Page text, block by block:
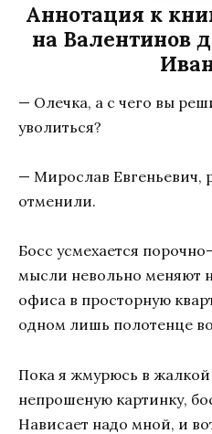
Аннотация к
на Валентинов
— Олечка, а с чего вы
уволиться?
— Мирослав Евгеньевич,
отменили.
Босс усмехается
мысли невольно меняют
офиса в просторную
одном лишь полотенце
Пока я жмурюсь в жалкой
непрошеную картинку,
Нависает надо мной, и